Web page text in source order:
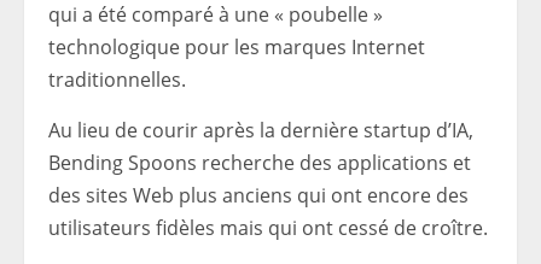
qui a été comparé à une « poubelle »
technologique pour les marques Internet
traditionnelles.
Au lieu de courir après la dernière startup d’IA,
Bending Spoons recherche des applications et
des sites Web plus anciens qui ont encore des
utilisateurs fidèles mais qui ont cessé de croître.